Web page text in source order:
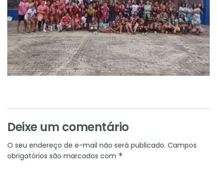
Deixe um comentário
O seu endereço de e-mail não será publicado. Campos
obrigatórios são marcados com *